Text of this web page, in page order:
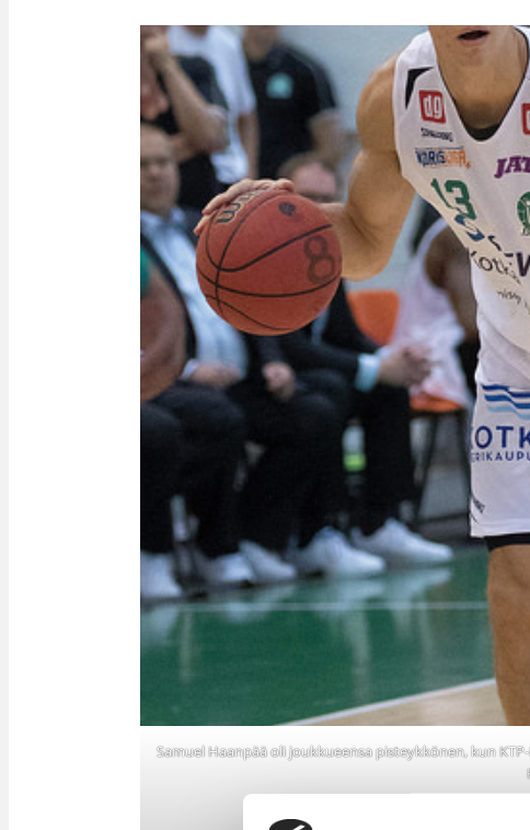
Samuel Haanpää oli joukkueensa pisteykkönen, kun